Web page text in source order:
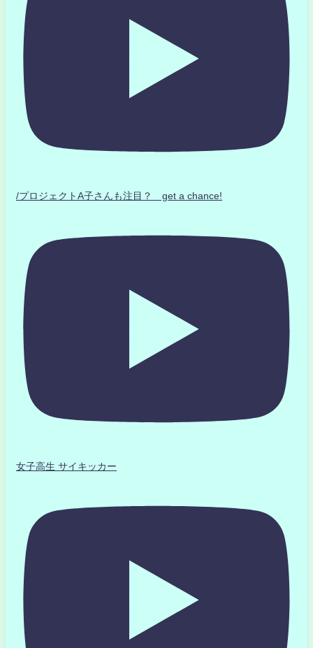
/プロジェクトA子さんも注目？ get a chance!
女子高生 サイキッカー